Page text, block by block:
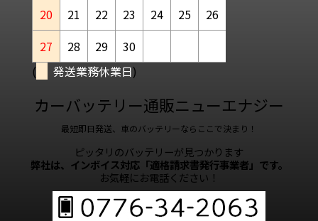
20
21 22 23 24 25
26
27
28 29
30
(
発送業務休業日)
カーバッテリー通販ニューエナジー
最短即日発送、車のバッテリーならここで決まり！
ピッタリのバッテリーが見つかります
弊社は、インボイス対応「適格請求書発行事業者」です。
お気軽にお電話ください！